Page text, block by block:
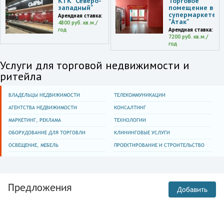
западный"
Арендная ставка:
4800 руб. кв.м./
год
помещение в
супермаркете
"Атак"
Арендная ставка:
7200 руб. кв.м./
год
Услуги для торговой недвижимости и
ритейла
ВЛАДЕЛЬЦЫ НЕДВИЖИМОСТИ ТЕЛЕКОММУНИКАЦИИ
АГЕНТСТВА НЕДВИЖИМОСТИ КОНСАЛТИНГ
МАРКЕТИНГ, РЕКЛАМА ТЕХНОЛОГИИ
ОБОРУДОВАНИЕ ДЛЯ ТОРГОВЛИ КЛИНИНГОВЫЕ УСЛУГИ
ОСВЕЩЕНИЕ, МЕБЕЛЬ ПРОЕКТИРОВАНИЕ И СТРОИТЕЛЬСТВО
Предложения Добавить